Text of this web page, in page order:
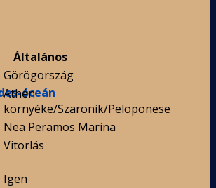
óceán
Általános
Görögország
Athén
környéke/Szaronik/Peloponese
Nea Peramos Marina
Vitorlás
Igen